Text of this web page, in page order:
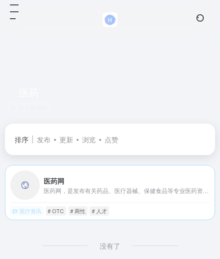
排序 发布 更新 浏览 点赞
医药网
医疗资讯 # OTC # 两性 # 人才
没有了